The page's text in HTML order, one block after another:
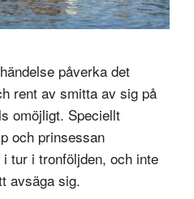
påverka det
rent av smitta av sig på
omöjligt. Speciellt
och prinsessan
tur i tronföljden, och inte
avsäga sig.